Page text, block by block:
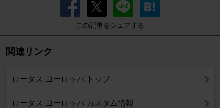
この記事をシェアする
関連リンク
ロータス ヨーロッパ トップ
ロータス ヨーロッパ カスタム情報